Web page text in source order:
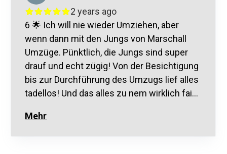
2 years ago
6 🌟 Ich will nie wieder Umziehen, aber
wenn dann mit den Jungs von Marschall
Umzüge. Pünktlich, die Jungs sind super
drauf und echt zügig! Von der Besichtigung
bis zur Durchführung des Umzugs lief alles
tadellos! Und das alles zu nem wirklich fai...
Mehr